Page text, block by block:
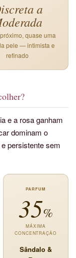
a
quase uma
pele — intimista e
refinado
e a rosa ganham
dominam o
persistente sem
PARFUM
35%
MÁXIMA
CONCENTRAÇÃO
Sândalo &